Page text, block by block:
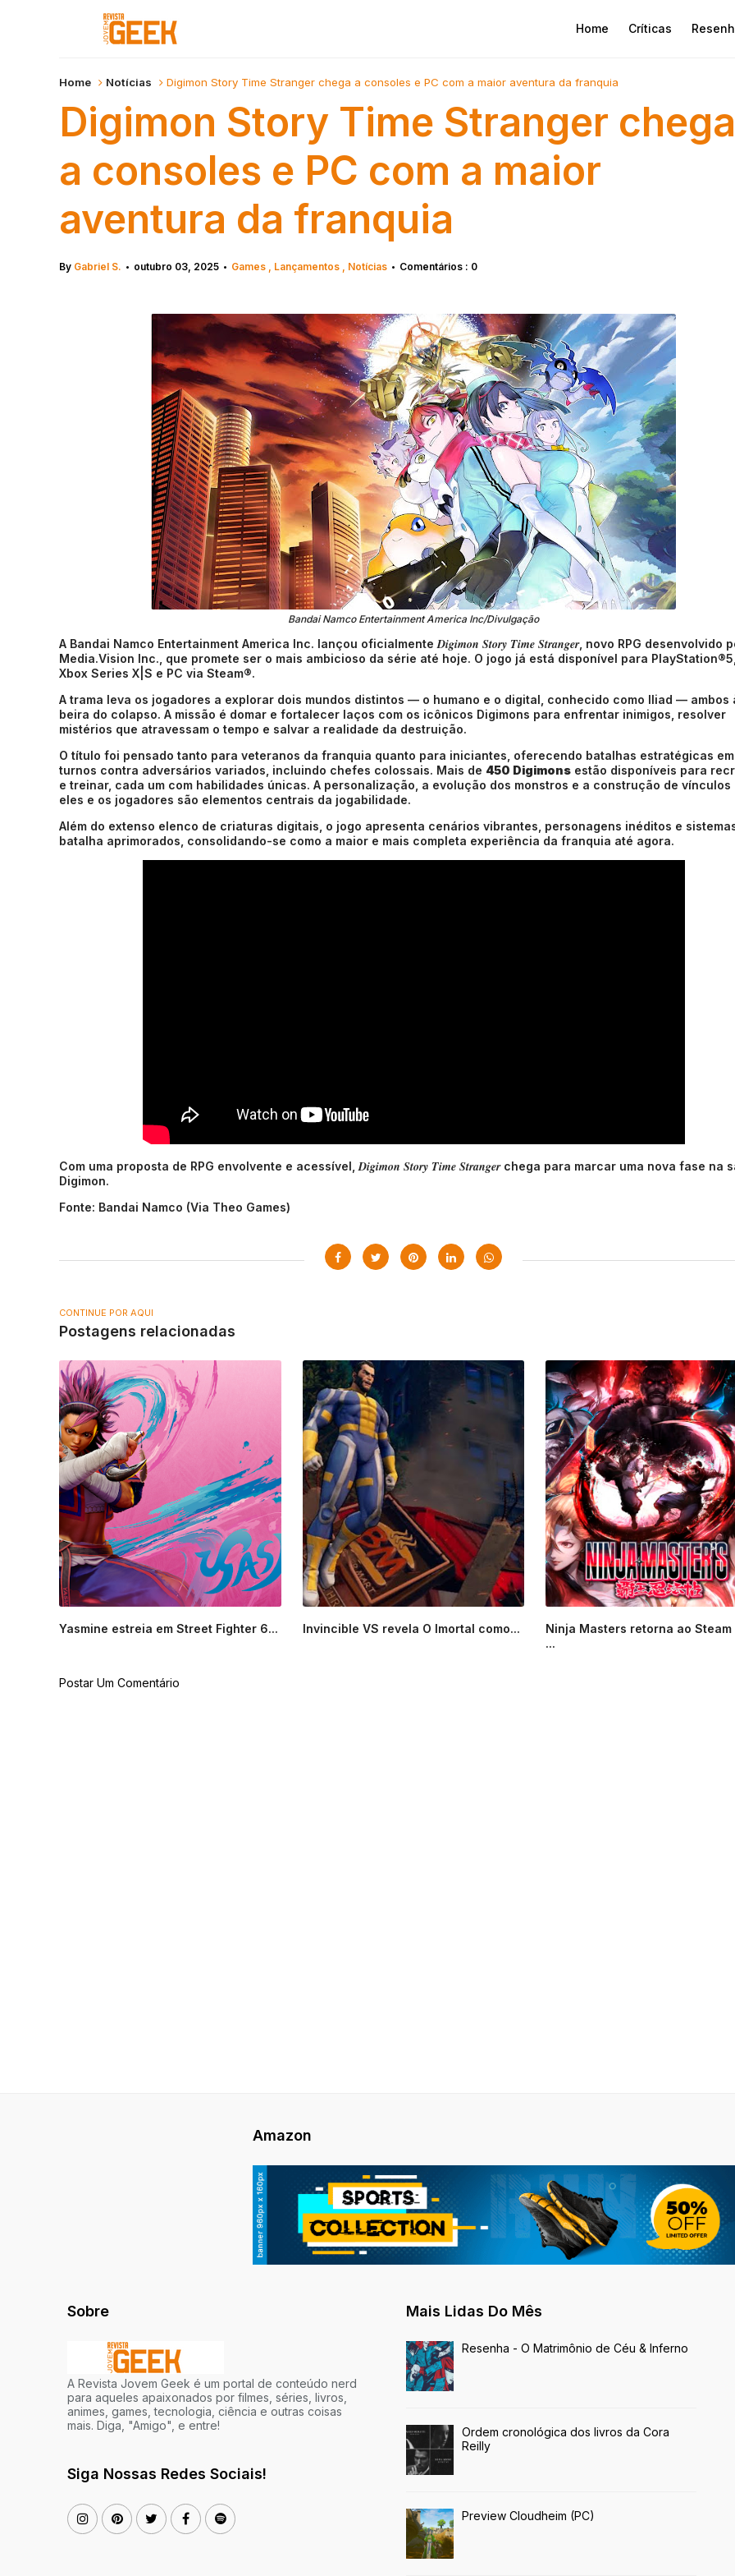
Home Críticas
Home Notícias Digimon Story Time Stranger chega a consoles e PC com a maior aventura da franquia
Digimon Story Time Stranger chega
a consoles e PC com a maior
aventura da franquia
By Gabriel S. • outubro 03, 2025 • Games Lançamentos Notícias • Comentários : 0
Bandai Namco Entertainment America Inc/Divulgação
A Bandai Namco Entertainment America Inc. lançou oficialmente Digimon Story Time Stranger, novo RPG desenvolvido
Media.Vision Inc., que promete ser o mais ambicioso da série até hoje. O jogo já está disponível para
Xbox Series X|S e PC via Steam®.
A trama leva os jogadores a explorar dois mundos distintos — o humano e o digital, conhecido como Iliad — ambos
beira do colapso. A missão é domar e fortalecer laços com os icônicos Digimons para enfrentar inimigos, resolver
mistérios que atravessam o tempo e salvar a realidade da destruição.
O título foi pensado tanto para veteranos da franquia quanto para iniciantes, oferecendo batalhas estratégicas em
turnos contra adversários variados, incluindo chefes colossais. Mais de 450 Digimons estão disponíveis para
e treinar, cada um com habilidades únicas. A personalização, a evolução dos monstros e a construção de vínculos
eles e os jogadores são elementos centrais da jogabilidade.
Além do extenso elenco de criaturas digitais, o jogo apresenta cenários vibrantes, personagens inéditos e
batalha aprimorados, consolidando-se como a maior e mais completa experiência da franquia até agora.
Com uma proposta de RPG envolvente e acessível, Digimon Story Time Strangerchega para marcar uma nova fase na
Digimon.
Fonte: Bandai Namco (Via Theo Games)
CONTINUE POR AQUI
Postagens relacionadas
Yasmine estreia em Street Fighter 6... Invincible VS revela O Imortal como...
Ninja Masters retorna ao Steam
...
Postar Um Comentário
Amazon
Sobre
A Revista Jovem Geek é um portal de conteúdo nerd
para aqueles apaixonados por filmes, séries, livros,
animes, games, tecnologia, ciência e outras coisas
mais. Diga, "Amigo", e entre!
Siga Nossas Redes Sociais!
Mais Lidas Do Mês
Resenha - O Matrimônio de Céu & Inferno
Ordem cronológica dos livros da Cora
Reilly
Preview Cloudheim (PC)